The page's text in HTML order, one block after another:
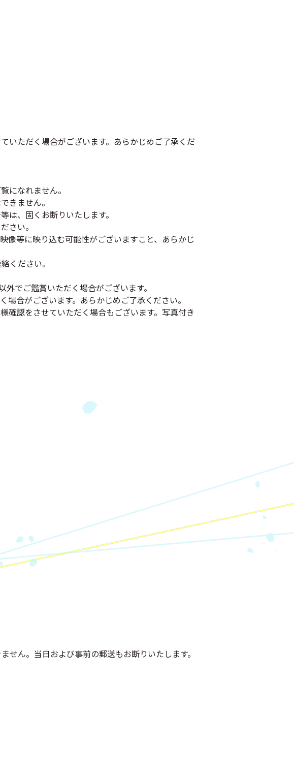
いただく場合がございます。あらかじめご了承くだ
になれません。
きません。
、固くお断りいたします。
さい。
像等に映り込む可能性がございますこと、あらかじ
ください。
でご鑑賞いただく場合がございます。
合がございます。あらかじめご了承ください。
確認をさせていただく場合もございます。写真付き
ん。当日および事前の郵送もお断りいたします。